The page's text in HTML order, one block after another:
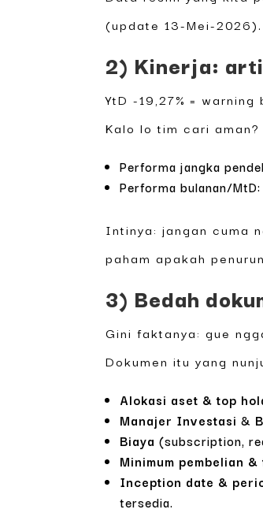
(update 13-Mei-
2) Kinerja:
YtD -19,27% =
Kalo lo tim cari
Performa jangka
Performa bulanan/
Intinya: jangan cuma
paham apakah
3) Bedah
Gini faktanya: gue
Dokumen itu yang
Alokasi aset & top
Manajer Investasi &
Biaya (subscription,
Minimum pembelian
Inception date &
tersedia.